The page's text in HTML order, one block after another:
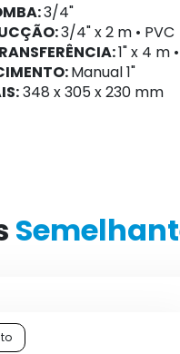
3/4"
3/4" x 2 m • PVC
1" x 4 m
Manual 1"
348 x 305 x 230 mm